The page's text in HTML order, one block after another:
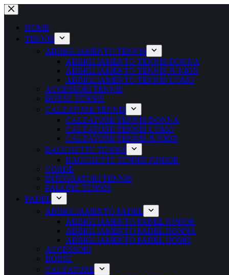
Salta
al
contenutoHOME
TENNIS
ABBIGLIAMENTO TENNIS
ABBIGLIAMENTO TENNIS DONNA
ABBIGLIAMENTO TENNIS JUNIOR
ABBIGLIAMENTO TENNIS UOMO
ACCESSORI TENNIS
BORSE TENNIS
CALZATURE TENNIS
CALZATURE TENNIS DONNA
CALZATURE TENNIS UOMO
CALZATURE TENNIS JUNIOR
RACCHETTE TENNIS
RACCHETTE TENNIS JUNIOR
CORDE
INTEGRATORI TENNIS
PALLINE TENNIS
PADEL
ABBIGLIAMENTO PADEL
ABBIGLIAMENTO PADEL JUNIOR
ABBIGLIAMENTO PADEL DONNA
ABBIGLIAMENTO PADEL UOMO
ACCESSORI
BORSE
CALZATURE